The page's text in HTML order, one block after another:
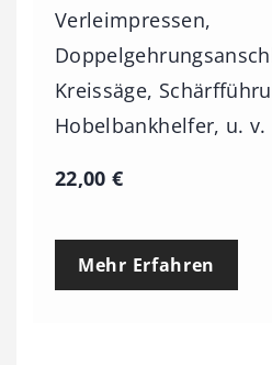
€
Verleimpressen,
Kreissäge,
Hobelbankhelfer, u. v.
22,00€
Mehr Erfahren